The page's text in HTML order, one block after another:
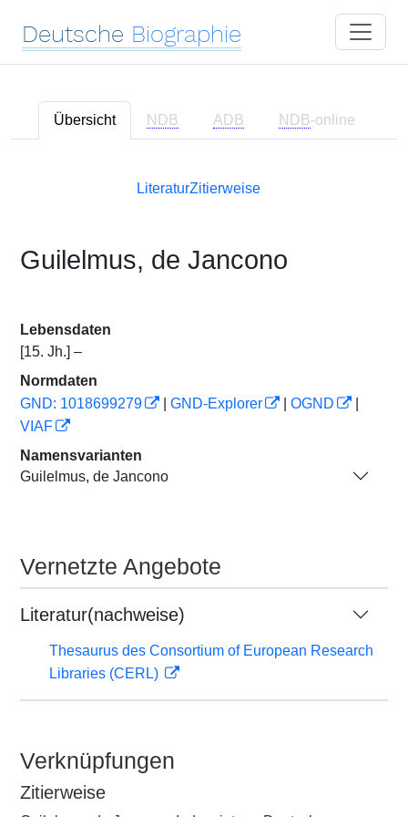
Deutsche Biographie
Übersicht NDB ADB NDB-online
LiteraturZitierweise
Guilelmus, de Jancono
Lebensdaten
[15. Jh.] –
Normdaten
GND: 1018699279
GND-Explorer OGND
VIAF
Namensvarianten
Guilelmus, de Jancono
Vernetzte Angebote
Literatur(nachweise)
Thesaurus des Consortium of European Research
Libraries (CERL)
Verknüpfungen
Zitierweise